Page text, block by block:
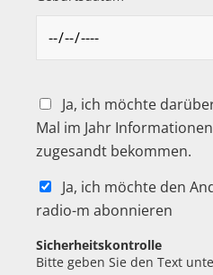
Ja, ich möchte
Mal im Jahr
zugesandt bekommen.
Ja, ich möchte den
radio-m abonnieren
Sicherheitskontrolle
Bitte geben Sie den Text